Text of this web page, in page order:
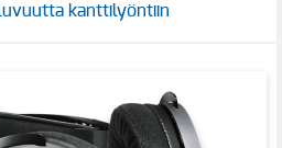
kanttilyöntiin